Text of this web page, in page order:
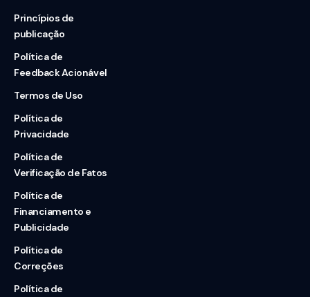
Princípios de
publicação
Política de
Feedback Acionável
Termos de Uso
Política de
Privacidade
Política de
Verificação de Fatos
Política de
Financiamento e
Publicidade
Política de
Correções
Política de